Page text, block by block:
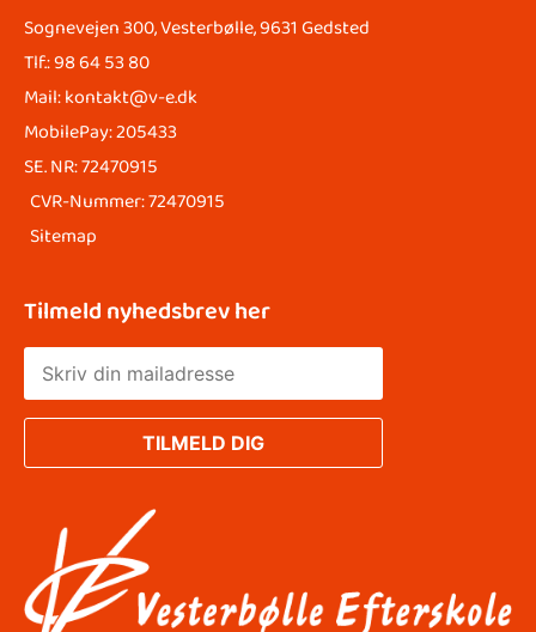
Sognevejen 300, Vesterbølle, 9631 Gedsted
Tlf.: 98 64 53 80
Mail: kontakt@v-e.dk
MobilePay: 205433
SE. NR: 72470915
CVR-Nummer: 72470915
Sitemap
Tilmeld nyhedsbrev her